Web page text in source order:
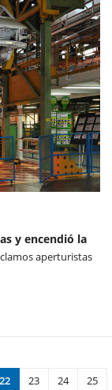
y encendió la
aperturistas
22 23 24
25